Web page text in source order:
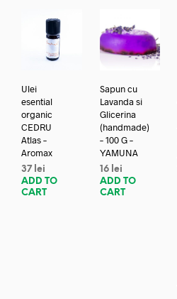
Ulei
esential
organic
CEDRU
Atlas –
Aromax
37 lei
ADD TO
CART
Sapun cu
Lavanda si
Glicerina
(handmade)
– 100 G –
YAMUNA
16 lei
ADD TO
CART